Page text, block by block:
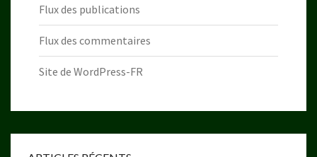
Flux des publications
Flux des commentaires
Site de WordPress-FR